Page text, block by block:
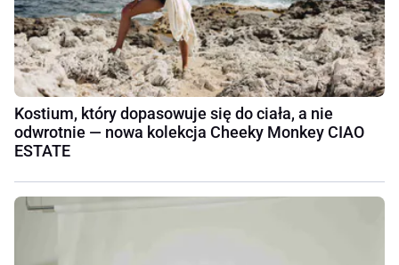
Kostium, który dopasowuje się do ciała, a nie
odwrotnie — nowa kolekcja Cheeky Monkey CIAO
ESTATE